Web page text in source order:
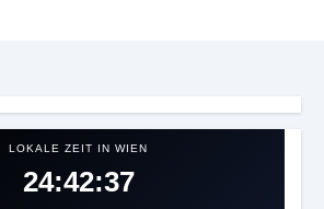
LOKALE ZEIT IN WIEN
24:42:40